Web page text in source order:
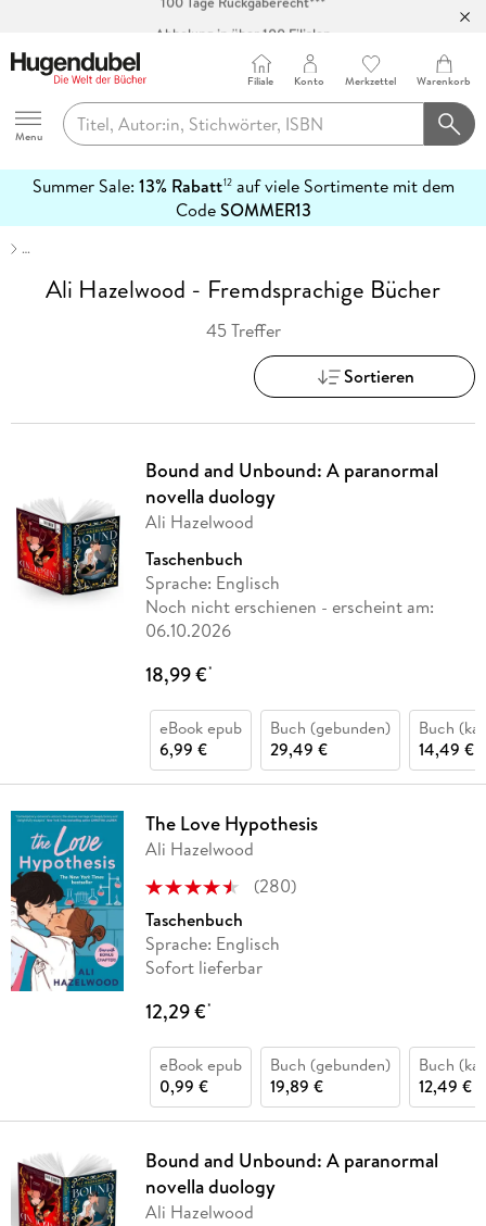
Abholung in über 100 Filialen
Hugendubel
Menu
Filiale Konto Merkzettel Warenkorb
Summer Sale: 13% Rabatt12auf viele Sortimente mit dem
CodeSOMMER13
erfahren
…
Ali Hazelwood - Fremdsprachige Bücher
45 Treffer
Sortieren
Bound and Unbound: A paranormal
novella duology
Ali Hazelwood
Taschenbuch
Sprache: Englisch
Noch nicht erschienen - erscheint am:
06.10.2026
18,99 €*
eBook epub
6,99 €
Buch (gebunden)
29,49 €
Buch
14,49 €
The Love Hypothesis
Ali Hazelwood
(280)
Taschenbuch
Sprache: Englisch
Sofort lieferbar
12,29 €*
eBook epub
0,99 €
Buch (gebunden)
19,89 €
Buch
12,49 €
Bound and Unbound: A paranormal
novella duology
Ali Hazelwood